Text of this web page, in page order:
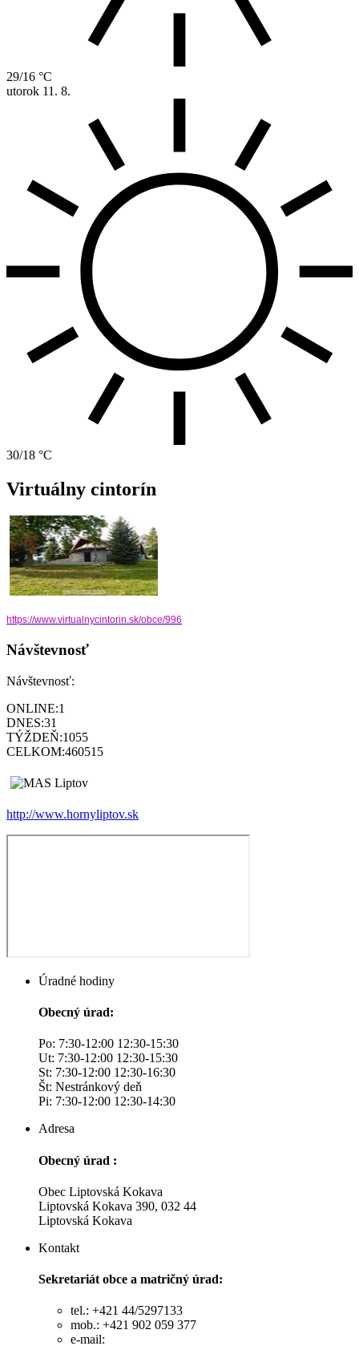
29/16 °C
utorok 11. 8.
30/18 °C
Virtuálny cintorín
https://www.virtualnycintorin.sk/obce/996
Návštevnosť
Návštevnosť:
ONLINE:1
DNES:31
TÝŽDEŇ:1055
CELKOM:460515
http://www.hornyliptov.sk
Úradné hodiny
Obecný úrad:
Po: 7:30-12:00 12:30-15:30
Ut: 7:30-12:00 12:30-15:30
St: 7:30-12:00 12:30-16:30
Št: Nestránkový deň
Pi: 7:30-12:00 12:30-14:30
Adresa
Obecný úrad :
Obec Liptovská Kokava
Liptovská Kokava 390, 032 44
Liptovská Kokava
Kontakt
Sekretariát obce a matričný úrad:
tel.: +421 44/5297133
mob.: +421 902 059 377
e-mail: